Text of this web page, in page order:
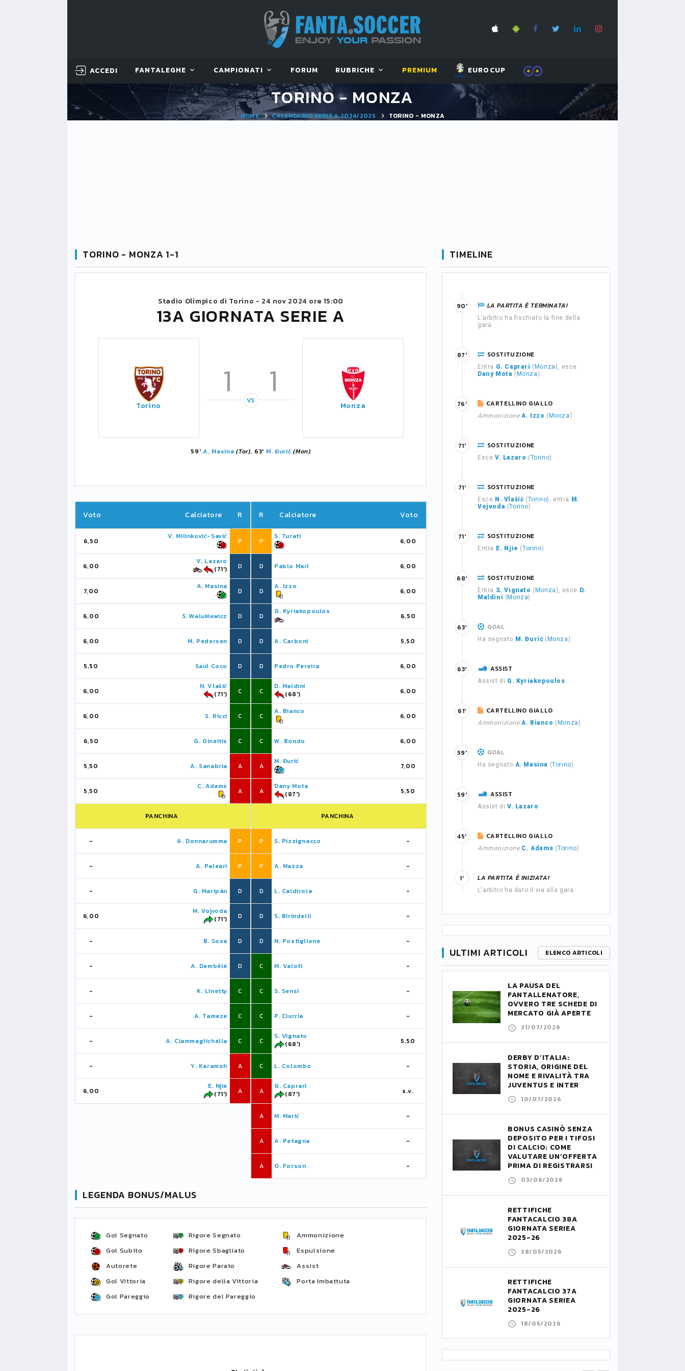
ACCEDI FANTALEGHE CAMPIONATI FORUM RUBRICHE PREMIUM EUROCUP
TORINO - MONZA
HOME CALENDARIO SERIE A 2024/2025 TORINO - MONZA
TORINO - MONZA 1-1
Stadio Olimpico di Torino - 24 nov 2024 ore 15:00
13A GIORNATA SERIE A
Torino
1 1
VS Monza
59'A. Masina (Tor), 63' M. Đurić (Mon)
Voto Calciatore R
6,50
V. Milinković-Savić
P
6,00
V. Lazaro
(71')
D
7,00
A. Masina
D
6,00 S. Walukiewicz D
6,00 M. Pedersen D
5,50 Saúl Coco D
6,00
N. Vlašić
(71')
C
6,00 S. Ricci C
6,50 G. Gineitis C
5,50 A. Sanabria A
5,50
C. Adams
A
PANCHINA
- A. Donnarumma P
- A. Paleari P
- G. Maripán D
6,00
M. Vojvoda
(71')
D
- B. Sosa D
- A. Dembélé D
- K. Linetty C
- A. Tameze C
- A. Ciammaglichella C
- Y. Karamoh A
6,00
E. Njie
(71')
A
R Calciatore Voto
P
S. Turati
6,00
D Pablo Marí 6,00
D
A. Izzo
6,00
D
G. Kyriakopoulos
6,50
D A. Carboni 5,50
D Pedro Pereira 6,00
C
D. Maldini
(68')
6,00
C
A. Bianco
6,00
C W. Bondo 6,00
A
M. Đurić
7,00
A
Dany Mota
(87')
5,50
PANCHINA
P S. Pizzignacco -
P A. Mazza -
D L. Caldirola -
D S. Birindelli -
D N. Postiglione -
C M. Valoti -
C S. Sensi -
C P. Ciurria -
C
S. Vignato
(68')
5,50
C L. Colombo -
A
G. Caprari
(87')
s.v.
A M. Marić -
A A. Petagna -
A O. Forson -
LEGENDA BONUS/MALUS
Gol Segnato
Gol Subito
Autorete
Gol Vittoria
Gol Pareggio
Rigore Segnato
Rigore Sbagliato
Rigore Parato
Rigore della Vittoria
Rigore del Pareggio
Ammonizione
Espulsione
Assist
Porta Imbattuta
TIMELINE
LA PARTITA È TERMINATA!
L'arbitro ha fischiato la fine della
gara.
90'
SOSTITUZIONE
Entra G. Caprari ( Monza), esce
Dany Mota ( Monza)
87'
CARTELLINO GIALLO
Ammonizione A. Izzo ( Monza)
76'
SOSTITUZIONE
Esce V. Lazaro (Torino)
71'
SOSTITUZIONE
Esce N. Vlašić (Torino), entra
M.
Vojvoda (Torino)
71'
SOSTITUZIONE
Entra E. Njie (Torino)
71'
SOSTITUZIONE
Entra S. Vignato ( Monza), esce D.
Maldini ( Monza)
68'
GOAL
Ha segnato M. Đurić ( Monza)
63'
ASSIST
Assist di G. Kyriakopoulos
63'
CARTELLINO GIALLO
Ammonizione A. Bianco ( Monza)
61'
GOAL
Ha segnato A. Masina (Torino)
59'
ASSIST
Assist di V. Lazaro
59'
CARTELLINO GIALLO
Ammonizione C. Adams (Torino)
45'
LA PARTITA È INIZIATA!
L'arbitro ha dato il via alla gara.
1'
ULTIMI ARTICOLI ELENCO ARTICOLI
LA PAUSA DEL
FANTALLENATORE,
OVVERO TRE SCHEDE DI
MERCATO GIÀ APERTE
21/07/2026
DERBY D’ITALIA:
STORIA, ORIGINE DEL
NOME E RIVALITÀ TRA
JUVENTUS E INTER
10/07/2026
BONUS CASINÒ SENZA
DEPOSITO PER I TIFOSI
DI CALCIO: COME
VALUTARE UN’OFFERTA
PRIMA DI REGISTRARSI
03/06/2026
RETTIFICHE
FANTACALCIO 38A
GIORNATA SERIEA
2025-26
28/05/2026
RETTIFICHE
FANTACALCIO 37A
GIORNATA SERIEA
2025-26
18/05/2026